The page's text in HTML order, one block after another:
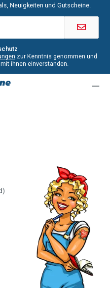
Neuigkeiten und Gutscheine.
zur Kenntnis genommen und
ihnen einverstanden.